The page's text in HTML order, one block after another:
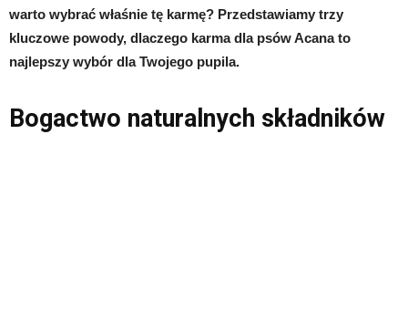
warto wybrać właśnie tę karmę? Przedstawiamy trzy
kluczowe powody, dlaczego karma dla psów Acana to
najlepszy wybór dla Twojego pupila.
Bogactwo naturalnych składników